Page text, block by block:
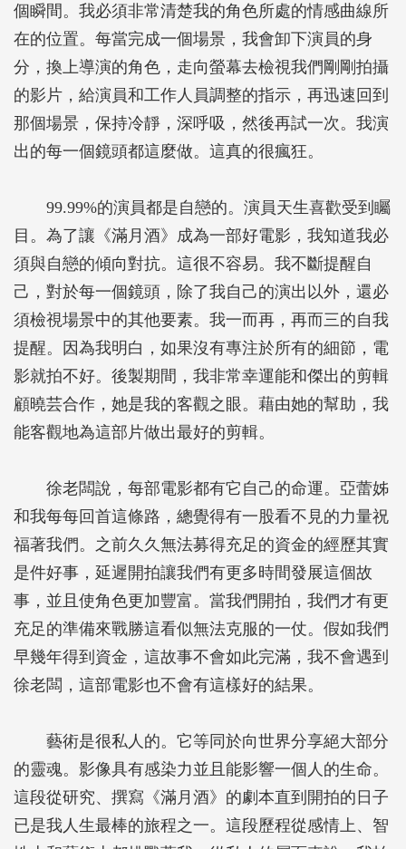
個瞬間。我必須非常清楚我的角色所處的情感曲線所
在的位置。每當完成一個場景，我會卸下演員的身
分，換上導演的角色，走向螢幕去檢視我們剛剛拍攝
的影片，給演員和工作人員調整的指示，再迅速回到
那個場景，保持冷靜，深呼吸，然後再試一次。我演
出的每一個鏡頭都這麼做。這真的很瘋狂。
99.99%的演員都是自戀的。演員天生喜歡受到矚
目。為了讓《滿月酒》成為一部好電影，我知道我必
須與自戀的傾向對抗。這很不容易。我不斷提醒自
己，對於每一個鏡頭，除了我自己的演出以外，還必
須檢視場景中的其他要素。我一而再，再而三的自我
提醒。因為我明白，如果沒有專注於所有的細節，電
影就拍不好。後製期間，我非常幸運能和傑出的剪輯
顧曉芸合作，她是我的客觀之眼。藉由她的幫助，我
能客觀地為這部片做出最好的剪輯。
徐老闆說，每部電影都有它自己的命運。亞蕾姊
和我每每回首這條路，總覺得有一股看不見的力量祝
福著我們。之前久久無法募得充足的資金的經歷其實
是件好事，延遲開拍讓我們有更多時間發展這個故
事，並且使角色更加豐富。當我們開拍，我們才有更
充足的準備來戰勝這看似無法克服的一仗。假如我們
早幾年得到資金，這故事不會如此完滿，我不會遇到
徐老闆，這部電影也不會有這樣好的結果。
藝術是很私人的。它等同於向世界分享絕大部分
的靈魂。影像具有感染力並且能影響一個人的生命。
這段從研究、撰寫《滿月酒》的劇本直到開拍的日子
已是我人生最棒的旅程之一。這段歷程從感情上、智